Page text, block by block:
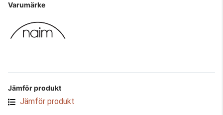
Varumärke
Jämför produkt
Jämför produkt